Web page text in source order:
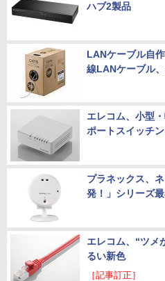
ハブ2製品
LANケーブル自
線LANケーブル
エレコム、小型
ポートスイッチ
プラネックス、
発！」シリーズ
エレコム、“ツメ
るい新色
［記事訂正］